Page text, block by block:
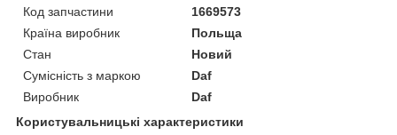
Код запчастини
1669573
Країна виробник
Польща
Стан
Новий
Сумісність з маркою
Daf
Виробник
Daf
Користувальницькі характеристики